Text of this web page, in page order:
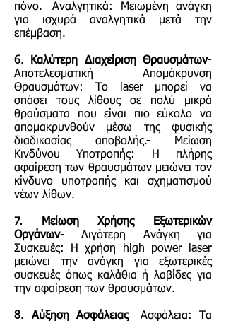
πόνο.- Αναλγητικά: Μειωμένη ανάγκη
για ισχυρά αναλγητικά μετά την
επέμβαση.
6. Καλύτερη Διαχείριση Θραυσμάτων-
Αποτελεσματική Απομάκρυνση
Θραυσμάτων: Το laser μπορεί να
σπάσει τους λίθους σε πολύ μικρά
θραύσματα που είναι πιο εύκολο να
απομακρυνθούν μέσω της φυσικής
διαδικασίας αποβολής.- Μείωση
Κινδύνου Υποτροπής: Η πλήρης
αφαίρεση των θραυσμάτων μειώνει τον
κίνδυνο υποτροπής και σχηματισμού
νέων λίθων.
7. Μείωση Χρήσης Εξωτερικών
Οργάνων- Λιγότερη Ανάγκη για
Συσκευές: Η χρήση high power laser
μειώνει την ανάγκη για εξωτερικές
συσκευές όπως καλάθια ή λαβίδες για
την αφαίρεση των θραυσμάτων.
8. Αύξηση Ασφάλειας- Ασφάλεια: Τα